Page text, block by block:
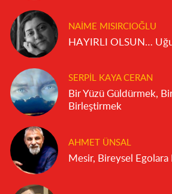
NAIME MISIRCIOĞLU
SERPIL KAYA CERAN
Bir Yüzü Güldürmek,
Birleştirmek
AHMET ÜNSAL
Mesir, Bireysel Egolara